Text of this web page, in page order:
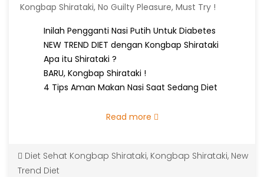
Kongbap Shirataki, No Guilty Pleasure, Must Try !
Inilah Pengganti Nasi Putih Untuk Diabetes
NEW TREND DIET dengan Kongbap Shirataki
Apa itu Shirataki ?
BARU, Kongbap Shirataki !
4 Tips Aman Makan Nasi Saat Sedang Diet
Read more
Diet Sehat Kongbap Shirataki, Kongbap Shirataki, New
Trend Diet